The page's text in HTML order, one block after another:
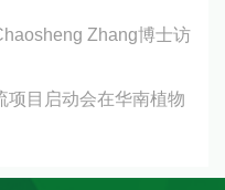
Zhang博士访
项目启动会在华南植物